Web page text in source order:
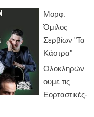
Μορφ.
Όμιλος
Σερβίων "Τα
Κάστρα"
Ολοκληρών
ουμε τις
Εορταστικές-